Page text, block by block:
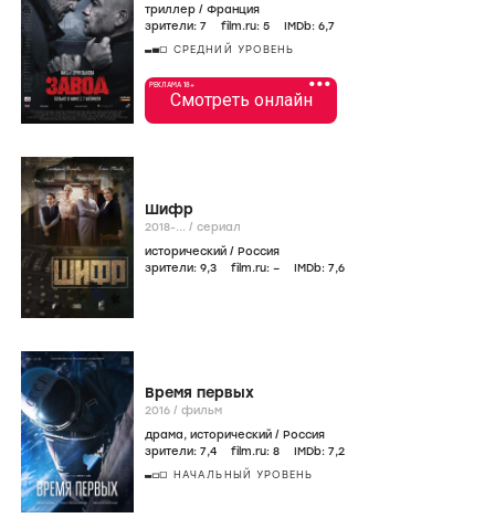
триллер / Франция
зрители: 7 film.ru: 5 IMDb: 6,7
СРЕДНИЙ УРОВЕНЬ
•••
РЕКЛАМА 18+
Смотреть онлайн
Шифр
2018-... / сериал
исторический / Россия
зрители: 9,3 film.ru: – IMDb: 7,6
Время первых
2016 / фильм
драма, исторический / Россия
зрители: 7,4 film.ru: 8 IMDb: 7,2
НАЧАЛЬНЫЙ УРОВЕНЬ